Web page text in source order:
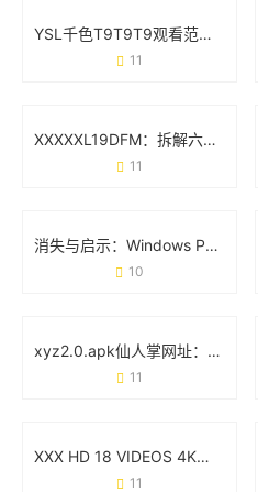
YSL千色T9T9T9观看范围：从试色到出圈的万能公式
11
XXXXXL19DFM：拆解六大技术亮点与应用场景全透视
11
消失与启示：Windows Phone为什么没成为你的下一部手机？
10
xyz2.0.apk仙人掌网址：用绿色代码重构你的网络空间
11
XXX HD 18 VIDEOS 4K：高清视觉体验与内容创作新趋势
11